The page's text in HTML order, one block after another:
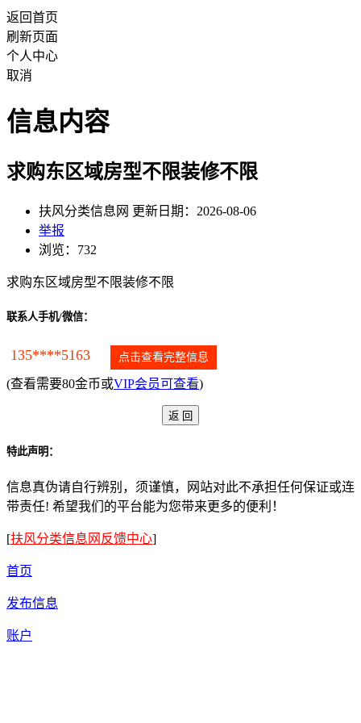
返回首页
刷新页面
个人中心
取消
信息内容
求购东区域房型不限装修不限
扶风分类信息网 更新日期：2026-08-06
举报
浏览：732
求购东区域房型不限装修不限
联系人手机/微信：
135****5163 点击查看完整信息
(查看需要80金币或VIP会员可查看)
特此声明：
信息真伪请自行辨别，须谨慎，网站对此不承担任何保证或连
带责任! 希望我们的平台能为您带来更多的便利！
[扶风分类信息网反馈中心]
首页
发布信息
账户